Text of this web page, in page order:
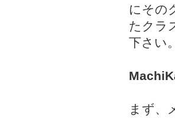
にその
たクラ
下さい
まず、